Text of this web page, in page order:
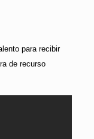
para recibir
de recurso